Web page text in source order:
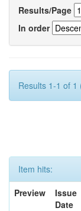
Results/Page
In order
Results 1-1 of 1
Item hits:
Preview
Issue
Date